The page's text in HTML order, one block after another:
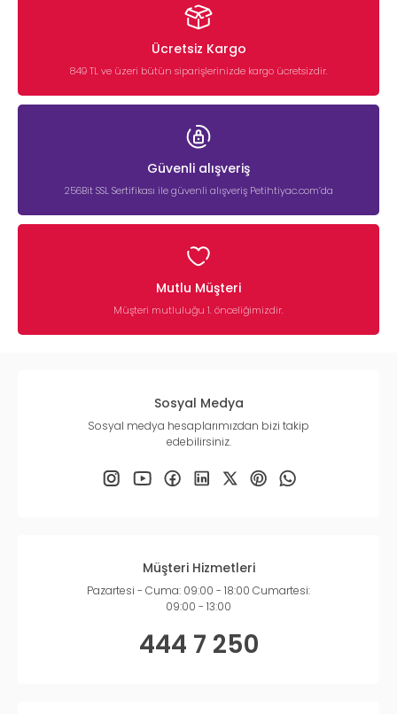
Ücretsiz Kargo
849 TL ve üzeri bütün siparişlerinizde kargo ücretsizdir.
Güvenli alışveriş
256Bit SSL Sertifikası ile güvenli alışveriş Petihtiyac.com’da
Mutlu Müşteri
Müşteri mutluluğu 1. önceliğimizdir.
Sosyal Medya
Sosyal medya hesaplarımızdan bizi takip
edebilirsiniz.
Müşteri Hizmetleri
Pazartesi - Cuma: 09:00 - 18:00 Cumartesi:
09:00 - 13:00
444 7 250